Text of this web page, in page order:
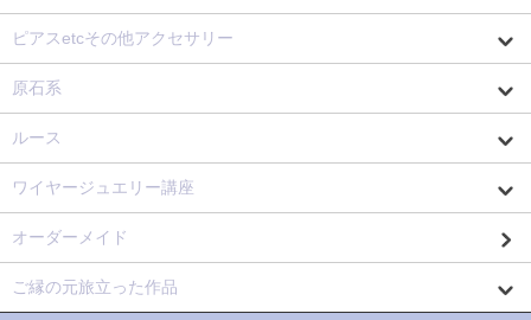
ピアスetcその他アクセサリー
原石系
ルース
ワイヤージュエリー講座
オーダーメイド
ご縁の元旅立った作品